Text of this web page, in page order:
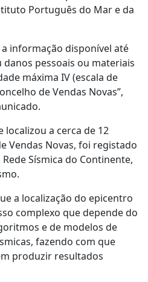
Português do Mar e da
informação disponível até
pessoais ou materiais
máxima IV (escala de
de Vendas Novas”,
localizou a cerca de 12
Vendas Novas, foi registado
Sísmica do Continente,
a localização do epicentro
complexo que depende do
e de modelos de
fazendo com que
produzir resultados